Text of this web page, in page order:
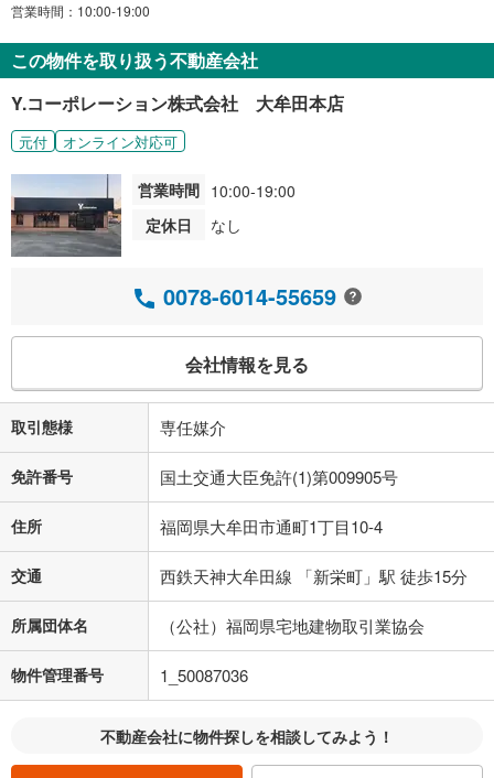
営業時間：10:00-19:00
この物件を取り扱う不動産会社
Y.コーポレーション株式会社 大牟田本店
元付 オンライン対応可
営業時間 10:00-19:00
定休日
なし
0078-6014-55659
会社情報を見る
取引態様 専任媒介
免許番号 国土交通大臣免許(1)第009905号
住所 福岡県大牟田市通町1丁目10-4
交通 西鉄天神大牟田線 「新栄町」駅 徒歩15分
所属団体名 （公社）福岡県宅地建物取引業協会
物件管理番号 1_50087036
不動産会社に物件探しを相談してみよう！